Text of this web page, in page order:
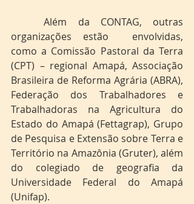
	Além da CONTAG, outras
organizações estão  envolvidas,
como a Comissão Pastoral da Terra
(CPT) – regional Amapá, Associação
Brasileira de Reforma Agrária (ABRA),
Federação dos Trabalhadores e
Trabalhadoras na Agricultura do
Estado do Amapá (Fettagrap), Grupo
de Pesquisa e Extensão sobre Terra e
Território na Amazônia (Gruter), além
do colegiado de geografia da
Universidade Federal do Amapá
(Unifap).